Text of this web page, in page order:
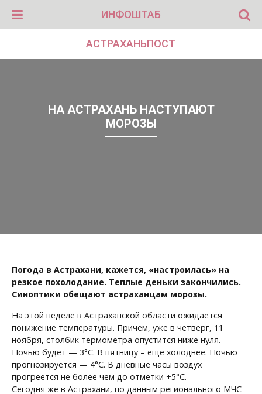
ИНФОШТАБ
АСТРАХАНЬПОСТ
НА АСТРАХАНЬ НАСТУПАЮТ
МОРОЗЫ
Погода в Астрахани, кажется, «настроилась» на
резкое похолодание. Теплые деньки закончились.
Синоптики обещают астраханцам морозы.
На этой неделе в Астраханской области ожидается
понижение температуры. Причем, уже в четверг, 11
ноября, столбик термометра опустится ниже нуля.
Ночью будет — 3°C. В пятницу – еще холоднее. Ночью
прогнозируется — 4°C. В дневные часы воздух
прогреется не более чем до отметки +5°C.
Сегодня же в Астрахани, по данным регионального МЧС –